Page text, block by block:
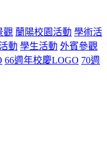
觀 蘭陽校園活動 學術活
動 學生活動 外賓參觀
66週年校慶LOGO 70週